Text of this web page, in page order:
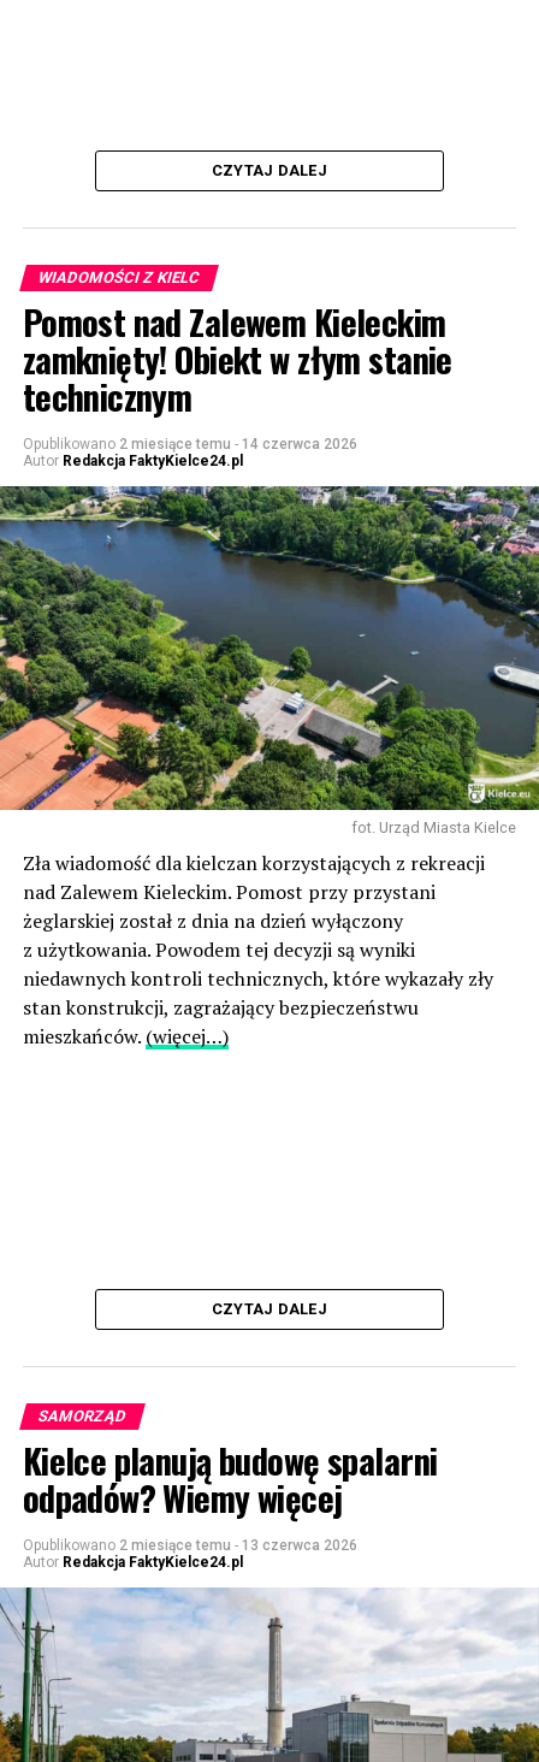
CZYTAJ DALEJ
WIADOMOŚCI Z KIELC
Pomost nad Zalewem Kieleckim
zamknięty! Obiekt w złym stanie
technicznym
Opublikowano 2 miesiące temu - 14 czerwca 2026
Autor Redakcja FaktyKielce24.pl
fot. Urząd Miasta Kielce
Zła wiadomość dla kielczan korzystających z rekreacji
nad Zalewem Kieleckim. Pomost przy przystani
żeglarskiej został z dnia na dzień wyłączony
z użytkowania. Powodem tej decyzji są wyniki
niedawnych kontroli technicznych, które wykazały zły
stan konstrukcji, zagrażający bezpieczeństwu
mieszkańców. (więcej…)
CZYTAJ DALEJ
SAMORZĄD
Kielce planują budowę spalarni
odpadów? Wiemy więcej
Opublikowano 2 miesiące temu - 13 czerwca 2026
Autor Redakcja FaktyKielce24.pl